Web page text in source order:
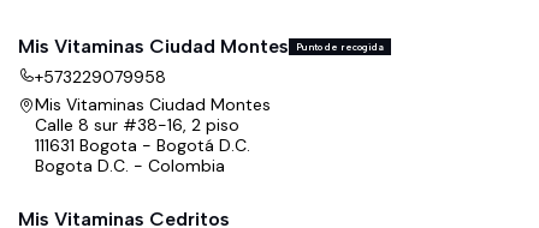
Mis Vitaminas Ciudad Montes Punto de recogida
+573229079958
Mis Vitaminas Ciudad Montes
Calle 8 sur #38-16, 2 piso
111631 Bogota - Bogotá D.C.
Bogota D.C. - Colombia
Mis Vitaminas Cedritos